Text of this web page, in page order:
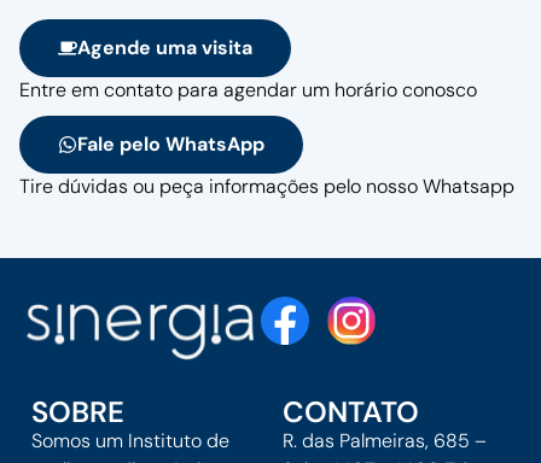
Agende uma visita
Entre em contato para agendar um horário conosco
Fale pelo WhatsApp
Tire dúvidas ou peça informações pelo nosso Whatsapp
SOBRE
Somos um Instituto de
CONTATO
R. das Palmeiras, 685 –